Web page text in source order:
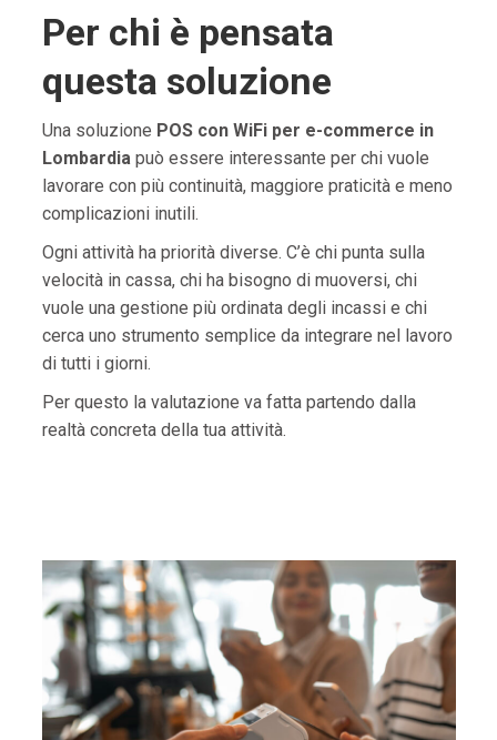
Per chi è pensata
questa soluzione
Una soluzione POS con WiFi per e-commerce in
Lombardiapuò essere interessante per chi vuole
lavorare con più continuità, maggiore praticità e meno
complicazioni inutili.
Ogni attività ha priorità diverse. C’è chi punta sulla
velocità in cassa, chi ha bisogno di muoversi, chi
vuole una gestione più ordinata degli incassi e chi
cerca uno strumento semplice da integrare nel lavoro
di tutti i giorni.
Per questo la valutazione va fatta partendo dalla
realtà concreta della tua attività.